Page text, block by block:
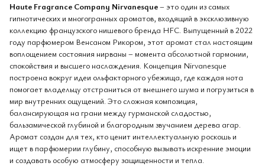
Haute Fragrance Company Nirvanesque– это один из самых
гипнотических и многогранных ароматов, входящий в эксклюзивную
коллекцию французского нишевого бренда HFC. Выпущенный в 2022
году парфюмером Венсаном Рикором, этот аромат стал настоящим
воплощением состояния нирваны – момента абсолютной гармонии,
спокойствия и высшего наслаждения. Концепция Nirvanesque
построена вокруг идеи ольфакторного убежища, где каждая нота
помогает владельцу отстраниться от внешнего шума и погрузиться в
мир внутренних ощущений. Это сложная композиция,
балансирующая на грани между гурманской сладостью,
бальзамической глубиной и благородным звучанием дерева агар.
Аромат создан для тех, кто ценит интеллектуальную роскошь и
ищет в парфюмерии глубину, способную вызывать искренние эмоции
и создавать особую атмосферу защищенности и тепла.